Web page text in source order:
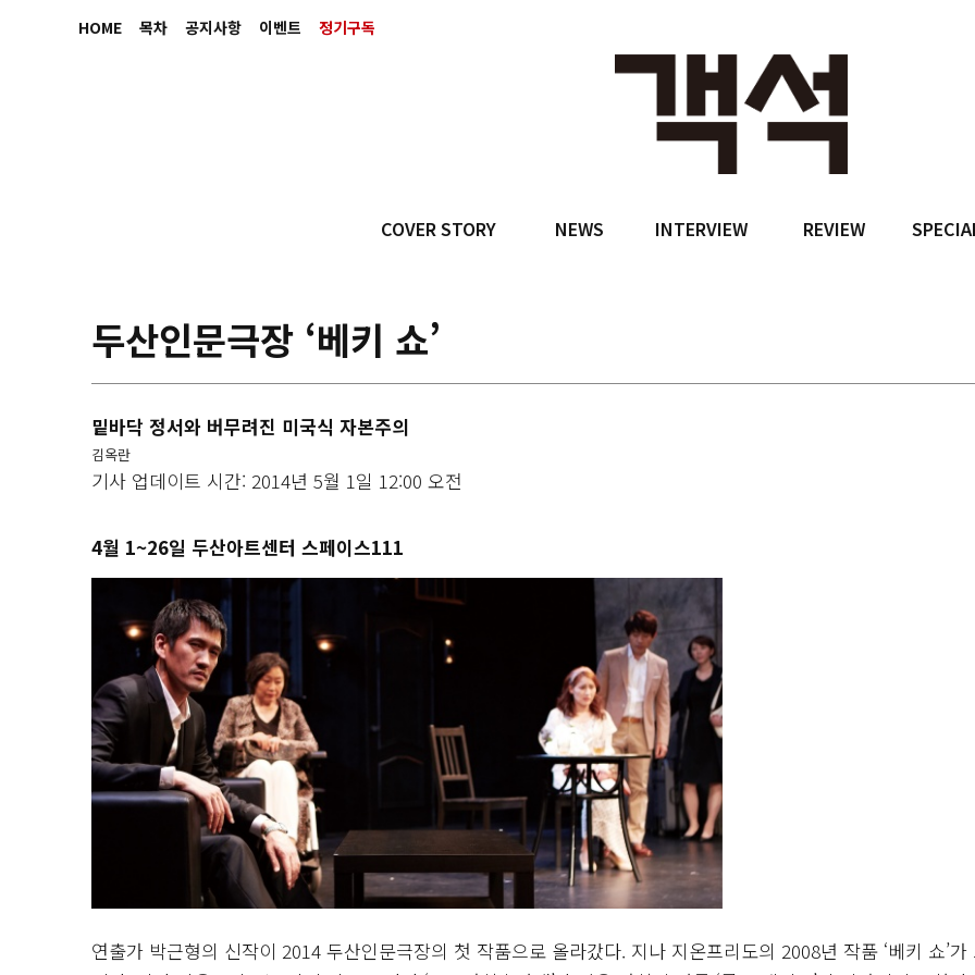
HOME 목차 공지사항 이벤트 정기구독
COVER STORY NEWS INTERVIEW REVIEW
두산인문극장 ‘베키 쇼’
밑바닥 정서와 버무려진 미국식 자본주의
김옥란
기사 업데이트 시간: 2014년 5월 1일 12:00 오전
4월 1~26일 두산아트센터 스페이스111
연출가 박근형의 신작이 2014 두산인문극장의 첫 작품으로 올라갔다. 지나 지온프리도의 2008년 작품 ‘베키 쇼’가